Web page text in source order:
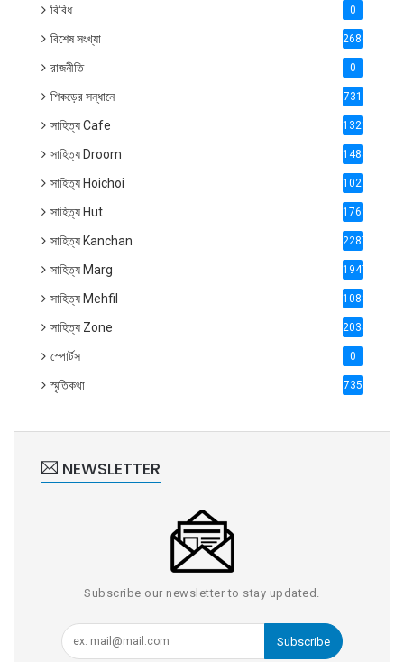
বিবিধ 0
বিশেষ সংখ্যা 2686
রাজনীতি 0
শিকড়ের সন্ধানে 731
সাহিত্য Cafe 1321
সাহিত্য Droom 1488
সাহিত্য Hoichoi 1027
সাহিত্য Hut 1769
সাহিত্য Kanchan 2287
সাহিত্য Marg 1947
সাহিত্য Mehfil 1088
সাহিত্য Zone 2035
স্পোর্টস 0
স্মৃতিকথা 735
NEWSLETTER
Subscribe our newsletter to stay updated.
Subscribe